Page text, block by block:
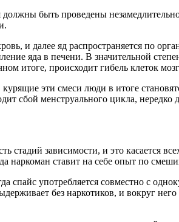
быть проведены
и далее яд распространяется по
яда в печени. В значительной
итоге, происходит гибель клеток
эти смеси люди в итоге
сбой менструального цикла, нередко
стадий зависимости, и это касается
наркоман ставит на себе опыт по
спайс употребляется совместно с
без наркотиков, и вокруг